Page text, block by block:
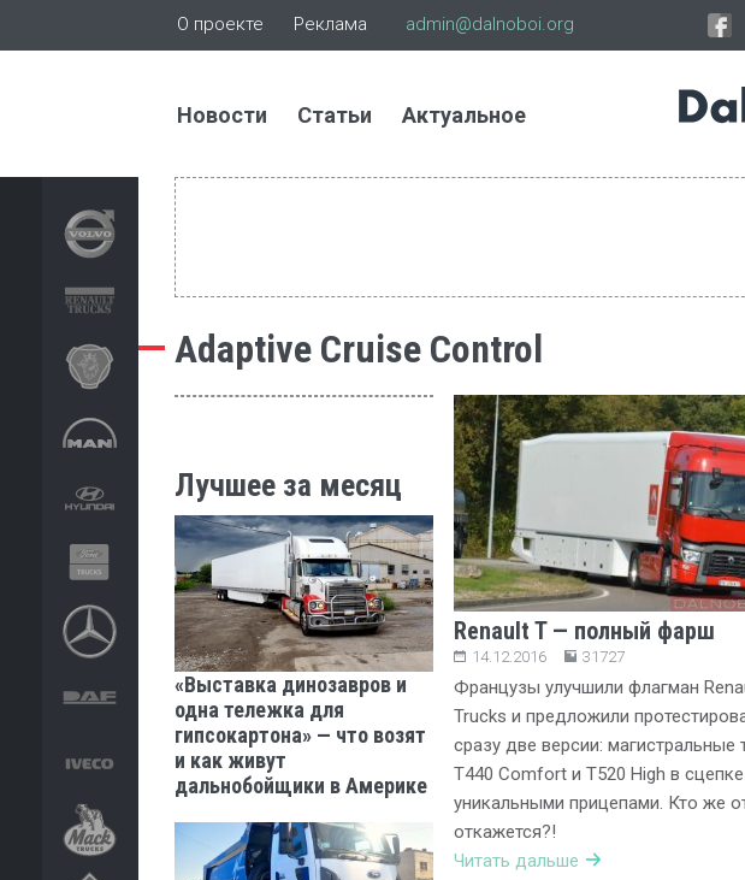
О проекте Реклама admin@dalnoboi.org
Новости Статьи Актуальное
Adaptive Cruise Control
Лучшее за месяц
«Выставка динозавров и
одна тележка для
гипсокартона» — что возят
и как живут
дальнобойщики в Америке
Renault T — полный фарш
14.12.2016 31727
Французы улучшили флагман
Trucks и предложили
сразу две версии: магистральные
T440 Comfort и T520 High в
уникальными прицепами. Кто же
откажется?!
Читать дальше